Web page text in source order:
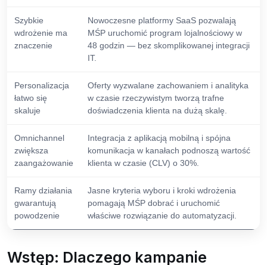
Szybkie
wdrożenie ma
znaczenie
Nowoczesne platformy SaaS pozwalają
MŚP uruchomić program lojalnościowy w
48 godzin — bez skomplikowanej integracji
IT.
Personalizacja
łatwo się
skaluje
Oferty wyzwalane zachowaniem i analityka
w czasie rzeczywistym tworzą trafne
doświadczenia klienta na dużą skalę.
Omnichannel
zwiększa
zaangażowanie
Integracja z aplikacją mobilną i spójna
komunikacja w kanałach podnoszą wartość
klienta w czasie (CLV) o 30%.
Ramy działania
gwarantują
powodzenie
Jasne kryteria wyboru i kroki wdrożenia
pomagają MŚP dobrać i uruchomić
właściwe rozwiązanie do automatyzacji.
Wstęp: Dlaczego kampanie